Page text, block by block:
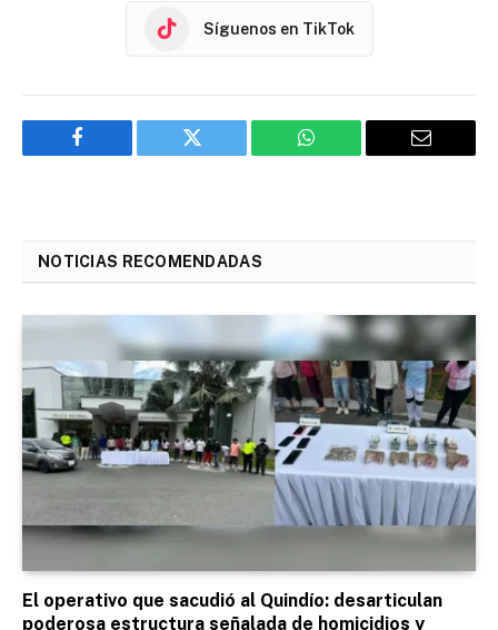
Síguenos en TikTok
Facebook Twitter WhatsApp Email
NOTICIAS RECOMENDADAS
El operativo que sacudió al Quindío: desarticulan
poderosa estructura señalada de homicidios y